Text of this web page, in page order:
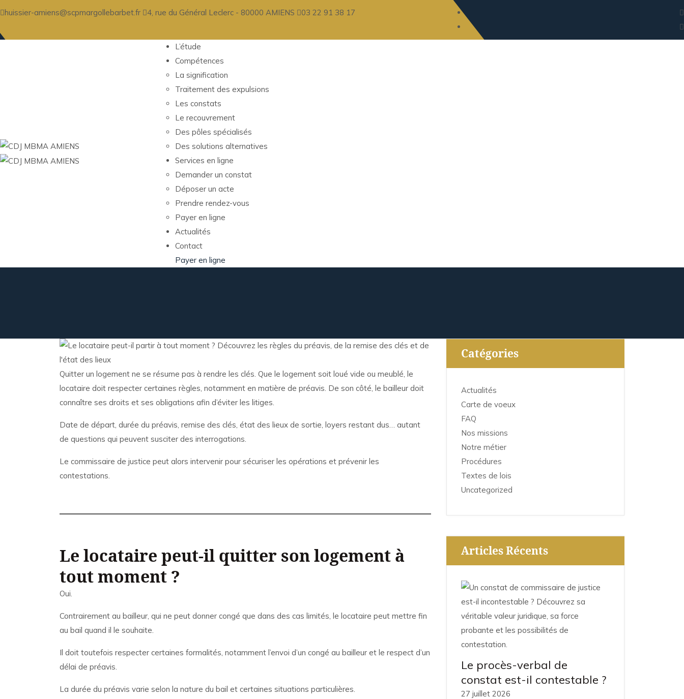
huissier-amiens@scpmargollebarbet.fr 4, rue du Général Leclerc - 80000 AMIENS 03 22 91 38 17
L’étude
Compétences
La signification
Traitement des expulsions
Les constats
Le recouvrement
Des pôles spécialisés
Des solutions alternatives
Services en ligne
Demander un constat
Déposer un acte
Prendre rendez-vous
Payer en ligne
Actualités
Contact
Payer en ligne
Quitter un logement ne se résume pas à rendre les clés. Que le logement soit loué vide ou meublé, le
locataire doit respecter certaines règles, notamment en matière de préavis. De son côté, le bailleur doit
connaître ses droits et ses obligations afin d’éviter les litiges.
Date de départ, durée du préavis, remise des clés, état des lieux de sortie, loyers restant dus… autant
de questions qui peuvent susciter des interrogations.
Le commissaire de justice peut alors intervenir pour sécuriser les opérations et prévenir les
contestations.
Le locataire peut-il quitter son logement à
tout moment ?
Oui.
Contrairement au bailleur, qui ne peut donner congé que dans des cas limités, le locataire peut mettre fin
au bail quand il le souhaite.
Il doit toutefois respecter certaines formalités, notamment l’envoi d’un congé au bailleur et le respect d’un
délai de préavis.
La durée du préavis varie selon la nature du bail et certaines situations particulières.
Catégories
Actualités
Carte de voeux
FAQ
Nos missions
Notre métier
Procédures
Textes de lois
Uncategorized
Articles Récents
Le procès-verbal de
constat est-il contestable ?
27 juillet 2026